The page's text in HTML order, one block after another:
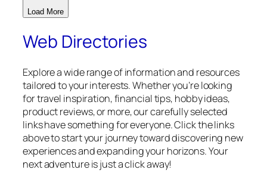
Load More
Web Directories
Explore a wide range of information and resources
tailored to your interests. Whether you’re looking
for travel inspiration, financial tips, hobby ideas,
product reviews, or more, our carefully selected
links have something for everyone. Click the links
above to start your journey toward discovering new
experiences and expanding your horizons. Your
next adventure is just a click away!